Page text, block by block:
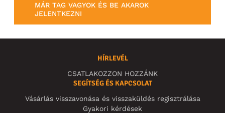
MÁR TAG VAGYOK ÉS BE AKAROK
JELENTKEZNI
HÍRLEVÉL
CSATLAKOZZON HOZZÁNK
SEGÍTSÉG ÉS KAPCSOLAT
Vásárlás visszavonása és visszaküldés regisztrálása
Gyakori kérdések